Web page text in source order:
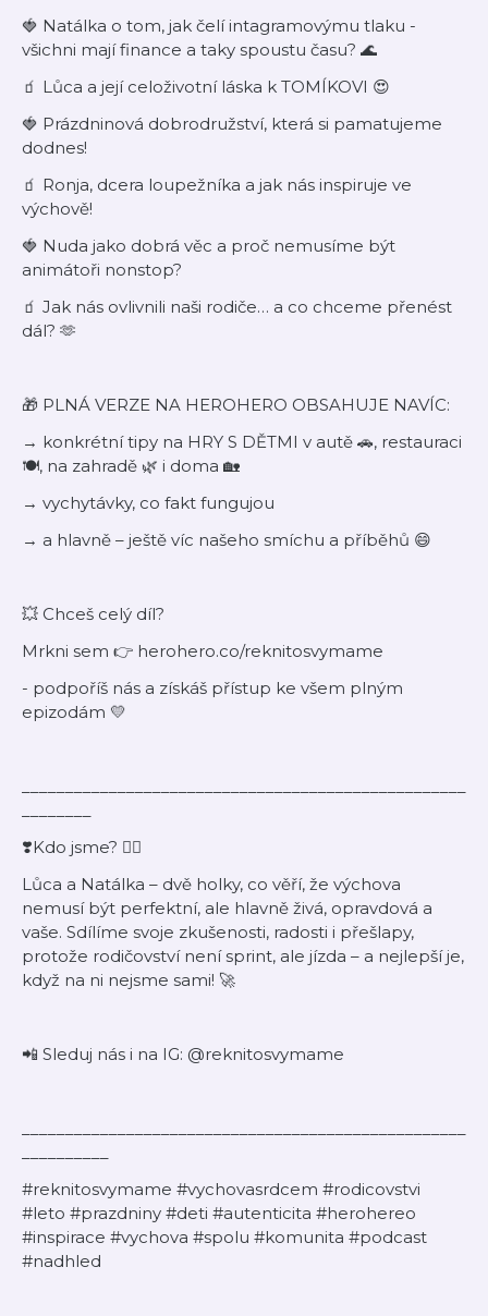
🍓 Natálka o tom, jak čelí intagramovýmu tlaku -
všichni mají finance a taky spoustu času? 🌊
🧃 Lůca a její celoživotní láska k TOMÍKOVI 😍
🍓 Prázdninová dobrodružství, která si pamatujeme
dodnes!
🧃 Ronja, dcera loupežníka a jak nás inspiruje ve
výchově!
🍓 Nuda jako dobrá věc a proč nemusíme být
animátoři nonstop?
🧃 Jak nás ovlivnili naši rodiče… a co chceme přenést
dál? 🫶
🎁 PLNÁ VERZE NA HEROHERO OBSAHUJE NAVÍC:
→ konkrétní tipy na HRY S DĚTMI v autě 🚗, restauraci
🍽️, na zahradě 🌿 i doma 🏡
→ vychytávky, co fakt fungujou
→ a hlavně – ještě víc našeho smíchu a příběhů 😄
💥 Chceš celý díl?
Mrkni sem 👉 herohero.co/reknitosvymame
- podpoříš nás a získáš přístup ke všem plným
epizodám 💛
❣️Kdo jsme? 👯‍♀️
Lůca a Natálka – dvě holky, co věří, že výchova
nemusí být perfektní, ale hlavně živá, opravdová a
vaše. Sdílíme svoje zkušenosti, radosti i přešlapy,
protože rodičovství není sprint, ale jízda – a nejlepší je,
když na ni nejsme sami! 🚀
📲 Sleduj nás i na IG: @reknitosvymame
#reknitosvymame #vychovasrdcem #rodicovstvi
#leto #prazdniny #deti #autenticita #herohereo
#inspirace #vychova #spolu #komunita #podcast
#nadhled